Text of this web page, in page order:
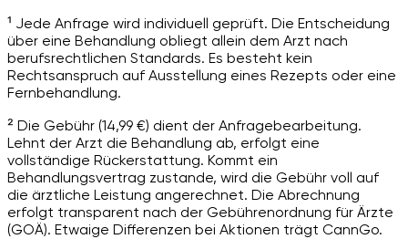
¹ Jede Anfrage wird individuell geprüft. Die Entscheidung
über eine Behandlung obliegt allein dem Arzt nach
berufsrechtlichen Standards. Es besteht kein
Rechtsanspruch auf Ausstellung eines Rezepts oder eine
Fernbehandlung.
² Die Gebühr (14,99 €) dient der Anfragebearbeitung.
Lehnt der Arzt die Behandlung ab, erfolgt eine
vollständige Rückerstattung. Kommt ein
Behandlungsvertrag zustande, wird die Gebühr voll auf
die ärztliche Leistung angerechnet. Die Abrechnung
erfolgt transparent nach der Gebührenordnung für Ärzte
(GOÄ). Etwaige Differenzen bei Aktionen trägt CannGo.